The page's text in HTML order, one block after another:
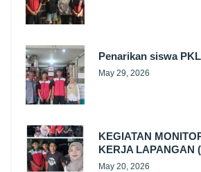
Penarikan siswa
May 29, 2026
KEGIATAN
KERJA LAPANGAN
May 20, 2026